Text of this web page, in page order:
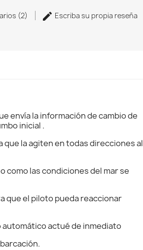
(2) Escriba su propia reseña
envía la información de cambio de
inicial .
la agiten en todas direcciones al
como las condiciones del mar se
que el piloto pueda reaccionar
automático actué de inmediato